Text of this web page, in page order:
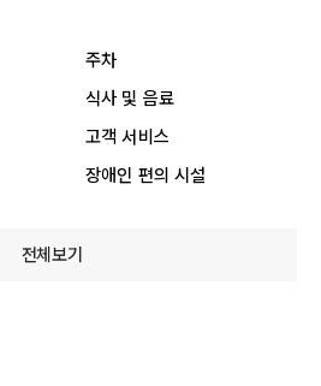
주차
식사 및 음료
고객 서비스
장애인 편의 시설
전체보기